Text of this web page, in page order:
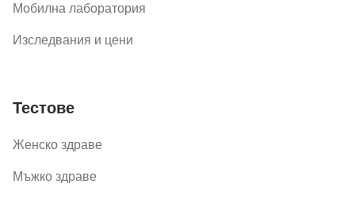
Мобилна лаборатория
Изследвания и цени
Тестове
Женско здраве
Мъжко здраве